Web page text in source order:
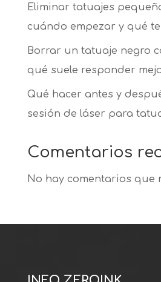
Eliminar tatuajes
cuándo empezar y qué
Borrar un tatuaje negro
qué suele responder
Qué hacer antes y
sesión de láser para
Comentarios
No hay comentarios que